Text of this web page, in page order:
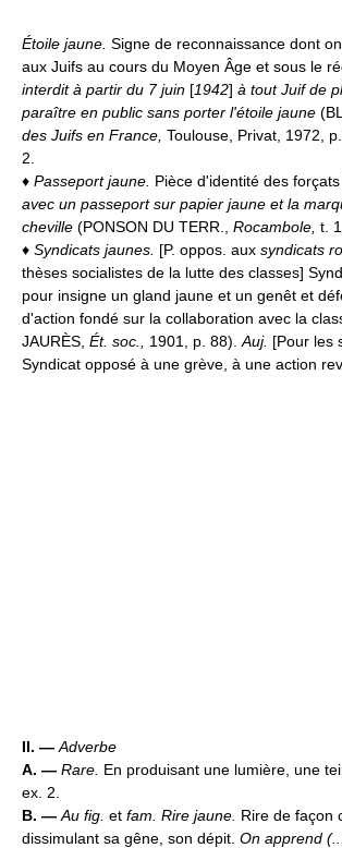
Étoile jaune. Signe de reconnaissance dont
aux Juifs au cours du Moyen Âge et sous le
interdit à partir du 7 juin [1942] à tout Juif de
paraître en public sans porter l'étoile jaune
des Juifs en France, Toulouse, Privat, 1972,
2.
♦ Passeport jaune. Pièce d'identité des forçats
avec un passeport sur papier jaune et la
cheville (PONSON DU TERR., Rocambole, t.
♦ Syndicats jaunes. [P. oppos. aux syndicats
thèses socialistes de la lutte des classes]
pour insigne un gland jaune et un genêt et
d'action fondé sur la collaboration avec la
JAURÈS, Ét. soc., 1901, p. 88). Auj. [Pour les
Syndicat opposé à une grève, à une action
II. — Adverbe
A. — Rare. En produisant une lumière, une
ex. 2.
B. — Au fig. et fam. Rire jaune. Rire de façon
dissimulant sa gêne, son dépit. On apprend